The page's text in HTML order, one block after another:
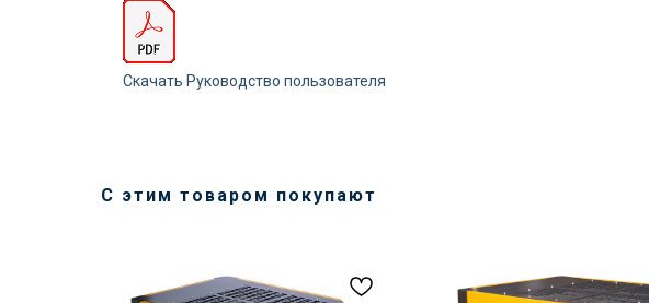
Скачать Руководство пользователя
С этим товаром покупают